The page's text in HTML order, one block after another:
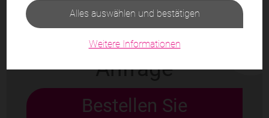
Anfrage
Bestellen Sie
Alles auswählen und bestätigen
Weitere Informationen